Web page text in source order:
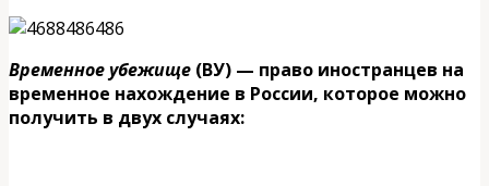
Временное убежище (ВУ) — право иностранцев на
временное нахождение в России, которое можно
получить в двух случаях: